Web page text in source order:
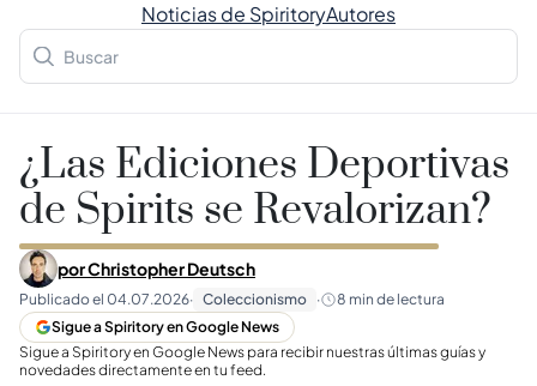
Noticias de SpiritoryAutores
¿Las Ediciones Deportivas
de Spirits se Revalorizan?
porChristopher Deutsch
Publicado el 04.07.2026· Coleccionismo · 8 min de lectura
Sigue a Spiritory en Google News
Sigue a Spiritory en Google News para recibir nuestras últimas guías y
novedades directamente en tu feed.